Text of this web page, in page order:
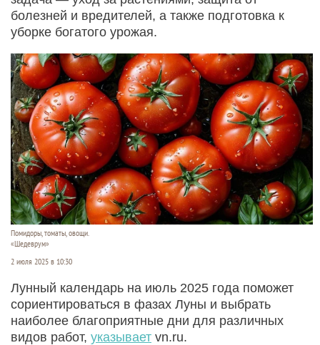
болезней и вредителей, а также подготовка к
уборке богатого урожая.
Помидоры, томаты, овощи.
«Шедеврум»
2 июля 2025 в 10:30
Лунный календарь на июль 2025 года поможет
сориентироваться в фазах Луны и выбрать
наиболее благоприятные дни для различных
видов работ, указывает vn.ru.